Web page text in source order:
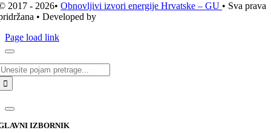
2017 - 2026•Obnovljivi izvori energije Hrvatske – GU • Sva prava
• Developed by
Page load link
IZBORNIK